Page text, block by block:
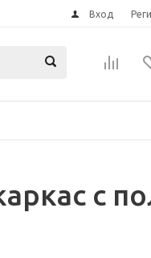
Вход
с